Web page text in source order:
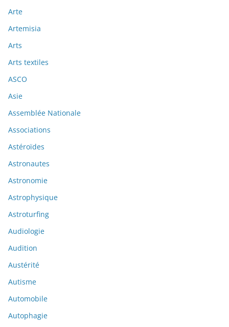
Arte
Artemisia
Arts
Arts textiles
ASCO
Asie
Assemblée Nationale
Associations
Astéroïdes
Astronautes
Astronomie
Astrophysique
Astroturfing
Audiologie
Audition
Austérité
Autisme
Automobile
Autophagie